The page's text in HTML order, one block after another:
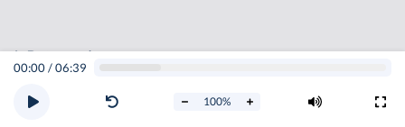
00:00/06:39
100%
I. Präventiv
Präventive Mittel
sind solche, bei denen die